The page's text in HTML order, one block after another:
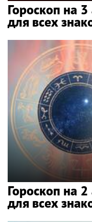
Гороскоп на
для всех
Гороскоп на
для всех